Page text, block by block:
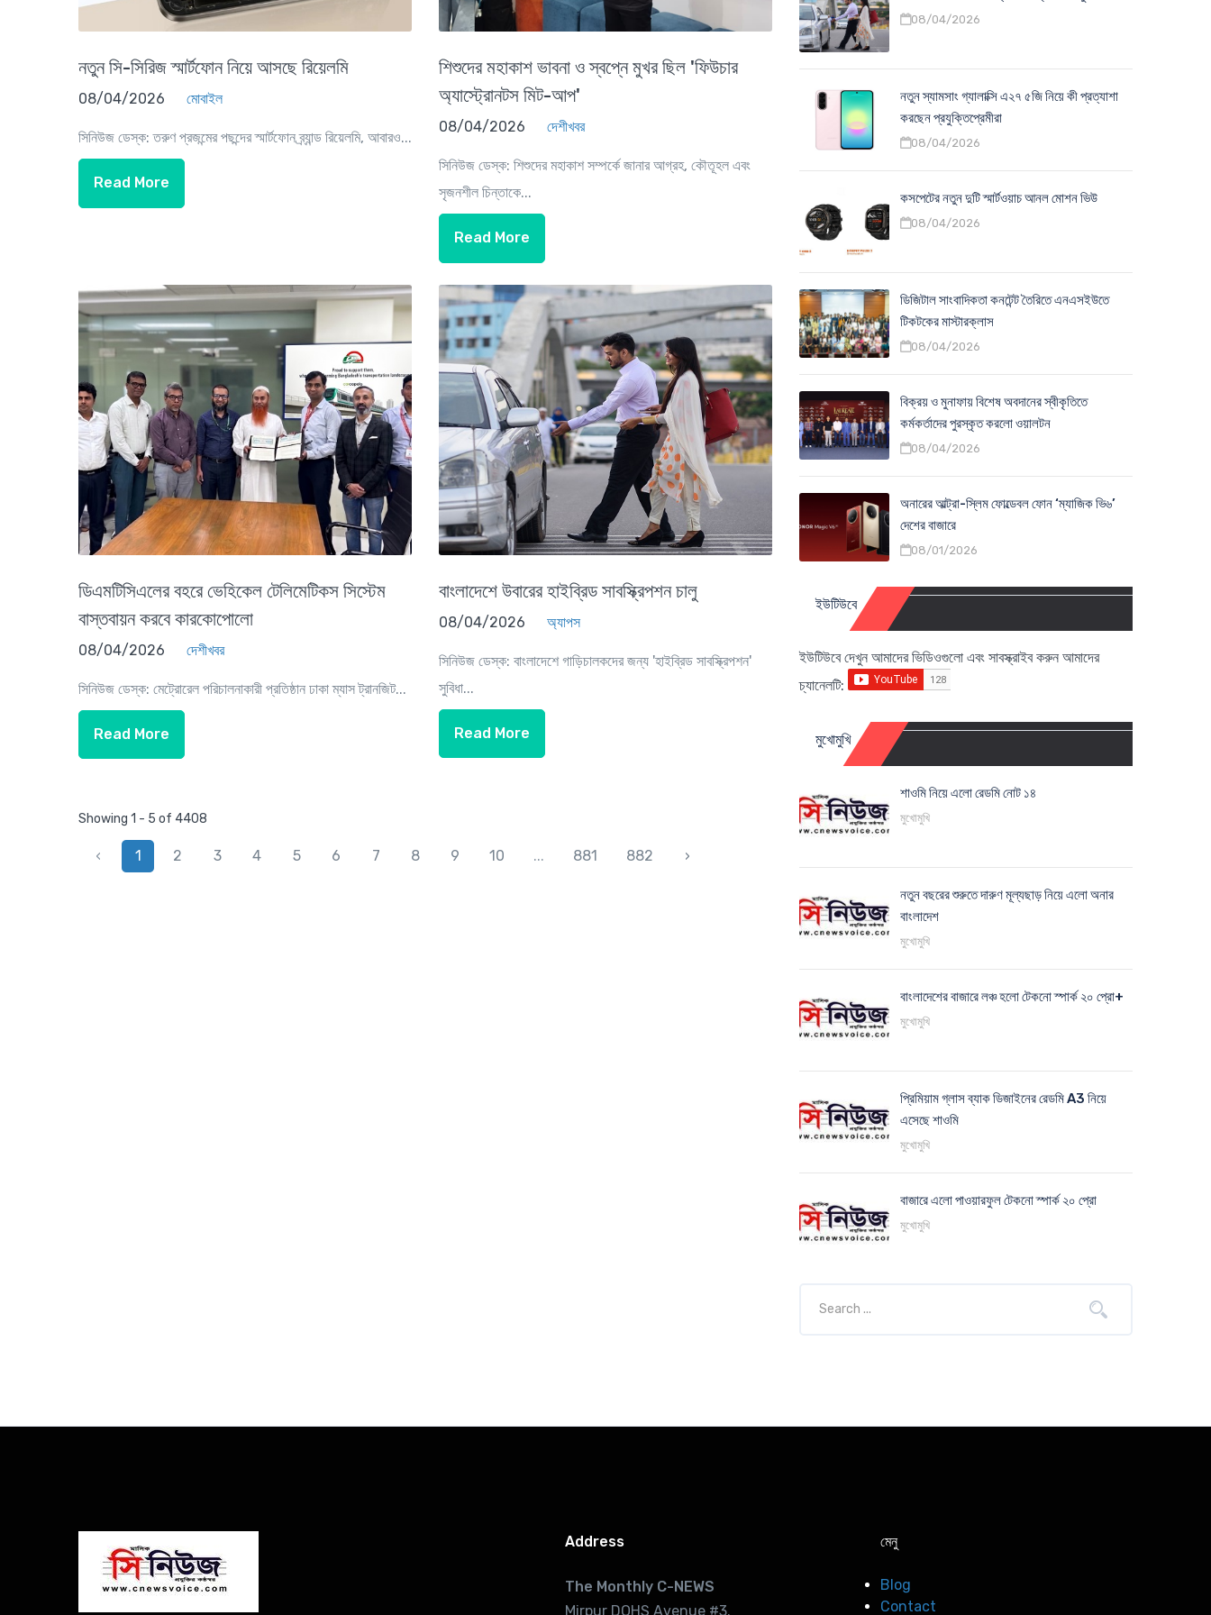
নতুন সি-সিরিজ স্মার্টফোন নিয়ে আসছে রিয়েলমি
08/04/2026 মোবাইল
সিনিউজ ডেস্ক: তরুণ প্রজন্মের পছন্দের স্মার্টফোন ব্র্যান্ড রিয়েলমি, আবারও...
Read More
শিশুদের মহাকাশ ভাবনা ও স্বপ্নে মুখর ছিল 'ফিউচার
অ্যাস্ট্রোনটস মিট-আপ'
08/04/2026 দেশীখবর
সিনিউজ ডেস্ক: শিশুদের মহাকাশ সম্পর্কে জানার আগ্রহ, কৌতূহল এবং
সৃজনশীল চিন্তাকে...
Read More
ডিএমটিসিএলের বহরে ভেহিকেল টেলিমেটিকস সিস্টেম
বাস্তবায়ন করবে কারকোপোলো
08/04/2026 দেশীখবর
সিনিউজ ডেস্ক: মেট্রোরেল পরিচালনাকারী প্রতিষ্ঠান ঢাকা ম্যাস ট্রানজিট...
Read More
বাংলাদেশে উবারের হাইব্রিড সাবস্ক্রিপশন চালু
08/04/2026 অ্যাপস
সিনিউজ ডেস্ক: বাংলাদেশে গাড়িচালকদের জন্য 'হাইব্রিড সাবস্ক্রিপশন'
সুবিধা...
Read More
Showing 1 - 5 of 4408
‹ 1 2 3 4 5 6 7 8 9 10 ... 881 882 ›
08/04/2026
নতুন স্যামসাং গ্যালাক্সি এ২৭ ৫জি নিয়ে কী প্রত্যাশা
করছেন প্রযুক্তিপ্রেমীরা
08/04/2026
কসপেটের নতুন দুটি স্মার্টওয়াচ আনল মোশন ভিউ
08/04/2026
ডিজিটাল সাংবাদিকতা কনটেন্ট তৈরিতে এনএসইউতে
টিকটকের মাস্টারক্লাস
08/04/2026
বিক্রয় ও মুনাফায় বিশেষ অবদানের স্বীকৃতিতে
কর্মকর্তাদের পুরস্কৃত করলো ওয়ালটন
08/04/2026
অনারের আল্ট্রা-স্লিম ফোল্ডেবল ফোন ‘ম্যাজিক ভি৬’
দেশের বাজারে
08/01/2026
ইউটিউবে
ইউটিউবে দেখুন আমাদের ভিডিওগুলো এবং সাবস্ক্রাইব করুন আমাদের
চ্যানেলটি:
মুখোমুখি
শাওমি নিয়ে এলো রেডমি নোট ১৪
মুখোমুখি
নতুন বছরের শুরুতে দারুণ মূল্যছাড় নিয়ে এলো অনার
বাংলাদেশ
মুখোমুখি
বাংলাদেশের বাজারে লঞ্চ হলো টেকনো স্পার্ক ২০ প্রো+
মুখোমুখি
প্রিমিয়াম গ্লাস ব্যাক ডিজাইনের রেডমি A3 নিয়ে
এসেছে শাওমি
মুখোমুখি
বাজারে এলো পাওয়ারফুল টেকনো স্পার্ক ২০ প্রো
মুখোমুখি
Address
The Monthly C-NEWS
Mirpur DOHS Avenue #3.
মেনু
Blog
Contact